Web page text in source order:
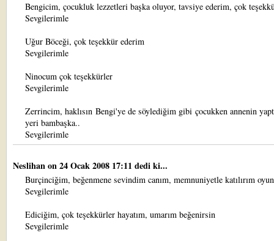
Bengicim, çocukluk lezzetleri başka oluyor, tavsiye ederim, çok
Sevgilerimle
Uğur Böceği, çok teşekkür ederim
Sevgilerimle
Ninocum çok teşekkürler
Sevgilerimle
Zerrincim, haklısın Bengi'ye de söylediğim gibi çocukken annenin
yeri bambaşka..
Sevgilerimle
Neslihanon 24 Ocak 2008 17:11 dedi ki...
Burçinciğim, beğenmene sevindim canım, memnuniyetle katılırım
Sevgilerimle
Ediciğim, çok teşekkürler hayatım, umarım beğenirsin
Sevgilerimle